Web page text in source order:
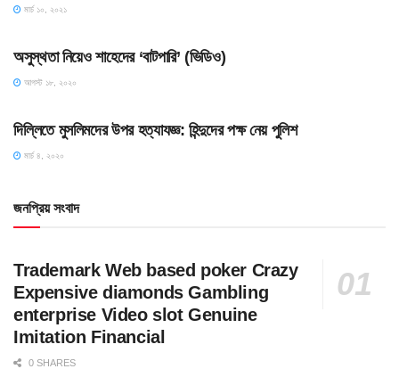
মার্চ ১০, ২০২১
অসুস্থতা নিয়েও শাহেদের ‘বাটপারি’ (ভিডিও)
আগস্ট ১৮, ২০২০
দিল্লিতে মুসলিমদের উপর হত্যাযজ্ঞ: হিন্দুদের পক্ষ নেয় পুলিশ
মার্চ ৪, ২০২০
জনপ্রিয় সংবাদ
Trademark Web based poker Crazy
Expensive diamonds Gambling
enterprise Video slot Genuine
Imitation Financial
0 SHARES